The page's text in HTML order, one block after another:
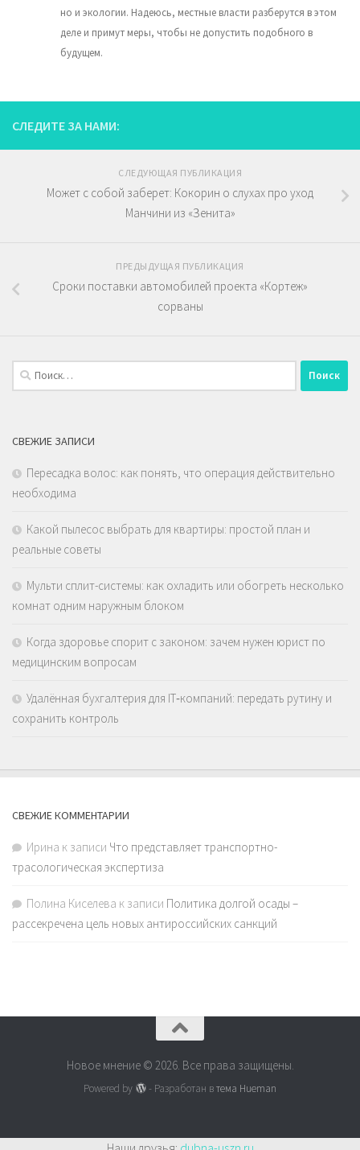
но и экологии. Надеюсь, местные власти разберутся в этом
деле и примут меры, чтобы не допустить подобного в
будущем.
СЛЕДИТЕ ЗА НАМИ:
СЛЕДУЮЩАЯ ПУБЛИКАЦИЯ
Может с собой заберет: Кокорин о слухах про уход
Манчини из «Зенита»
ПРЕДЫДУЩАЯ ПУБЛИКАЦИЯ
Сроки поставки автомобилей проекта «Кортеж»
сорваны
Найти:
СВЕЖИЕ ЗАПИСИ
Пересадка волос: как понять, что операция действительно
необходима
Какой пылесос выбрать для квартиры: простой план и
реальные советы
Мульти сплит-системы: как охладить или обогреть несколько
комнат одним наружным блоком
Когда здоровье спорит с законом: зачем нужен юрист по
медицинским вопросам
Удалённая бухгалтерия для IT‑компаний: передать рутину и
сохранить контроль
СВЕЖИЕ КОММЕНТАРИИ
Ирина к записи Что представляет транспортно-
трасологическая экспертиза
Полина Киселева к записи Политика долгой осады –
рассекречена цель новых антироссийских санкций
Новое мнение © 2026. Все права защищены.
Powered by - Разработан втема Hueman